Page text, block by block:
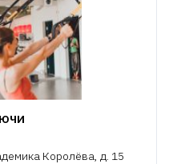
Королёва, д. 15